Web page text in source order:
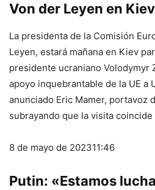
Von der Leyen en
La presidenta de la Comisión
Leyen, estará mañana en Kiev
presidente ucraniano Volodymyr
apoyo inquebrantable de la UE a
anunciado Eric Mamer, portavoz
subrayando que la visita
8 de mayo de 202311:46
Putin: «Estamos